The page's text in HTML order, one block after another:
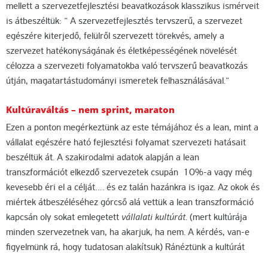
mellett a szervezetfejlesztési beavatkozások klasszikus ismérveit
is átbeszéltük: ” A szervezetfejlesztés tervszerű, a szervezet
egészére kiterjedő, felülről szervezett törekvés, amely a
szervezet hatékonyságának és életképességének növelését
célozza a szervezeti folyamatokba való tervszerű beavatkozás
útján, magatartástudományi ismeretek felhasználásával.”
Kultúraváltás – nem sprint, maraton
Ezen a ponton megérkeztünk az este témájához és a lean, mint a
vállalat egészére ható fejlesztési folyamat szervezeti hatásait
beszéltük át. A szakirodalmi adatok alapján a lean
transzformációt elkezdő szervezetek csupán 10%-a vagy még
kevesebb éri el a célját…. és ez talán hazánkra is igaz. Az okok és
miértek átbeszéléséhez górcső alá vettük a lean transzformáció
kapcsán oly sokat emlegetett vállalati kultúrát. (mert kultúrája
minden szervezetnek van, ha akarjuk, ha nem. A kérdés, van-e
figyelmünk rá, hogy tudatosan alakítsuk) Ránéztünk a kultúrát